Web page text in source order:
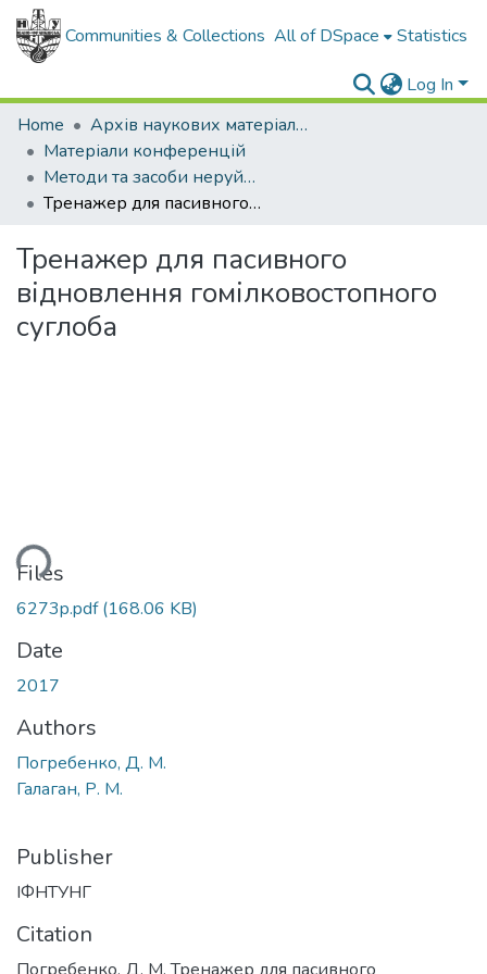
Communities & Collections All of DSpace Statistics
Log In
Home
Архів наукових матеріалів
Матеріали конференцій
Методи та засоби неруйнівного контролю промислового обладнання 2017
Тренажер для пасивного відновлення гомілковостопного суглоба
Тренажер для пасивного
відновлення гомілковостопного
суглоба
Files
6273p.pdf(168.06 KB)
Date
2017
Authors
Погребенко, Д. М.
Галаган, Р. М.
Publisher
ІФНТУНГ
Citation